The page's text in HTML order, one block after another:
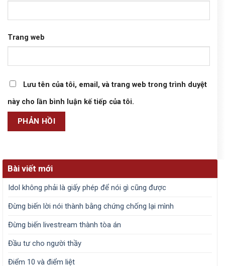
Trang web
Lưu tên của tôi, email, và trang web trong trình duyệt
này cho lần bình luận kế tiếp của tôi.
Bài viết mới
Idol không phải là giấy phép để nói gì cũng được
Đừng biến lời nói thành bằng chứng chống lại mình
Đừng biến livestream thành tòa án
Đầu tư cho người thầy
Điểm 10 và điểm liệt